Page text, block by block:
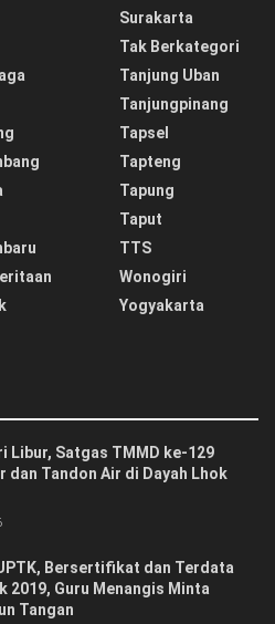
Surakarta
Tak Berkategori
Tanjung Uban
Tanjungpinang
Tapsel
Tapteng
Tapung
Taput
TTS
Wonogiri
Yogyakarta
Libur, Satgas TMMD ke-129
dan Tandon Air di Dayah Lhok
Bersertifikat dan Terdata
2019, Guru Menangis Minta
Tangan